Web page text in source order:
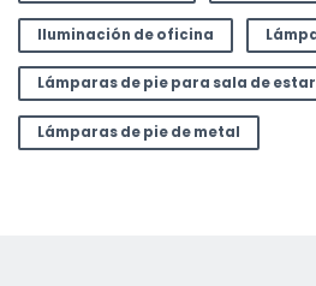
Iluminación de oficina
Lámparas de pie para sala de estar
Lámparas de pie de metal